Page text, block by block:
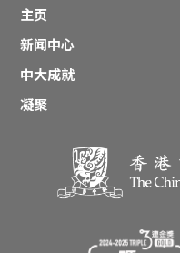
主页
新闻中心
中大成就
凝聚